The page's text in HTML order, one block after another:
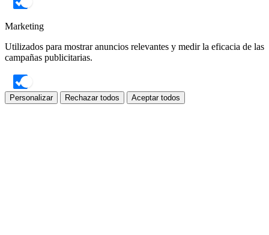
Marketing
Utilizados para mostrar anuncios relevantes y medir la eficacia de las
campañas publicitarias.
Personalizar Rechazar todos Aceptar todos